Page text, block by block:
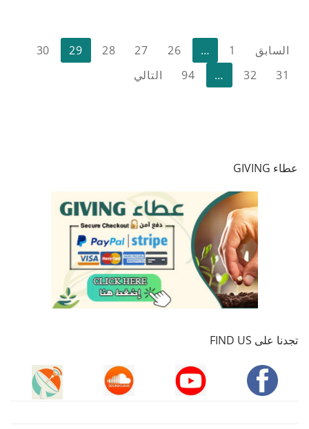
تعدد
صفحات
السابق 1
…
26
27
28
29
30
31
32
…
94 التالي
عطاء GIVING
تجدنا على FIND US